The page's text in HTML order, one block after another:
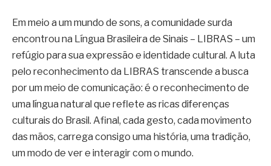
Em meio a um mundo de sons, a comunidade surda
encontrou na Língua Brasileira de Sinais – LIBRAS – um
refúgio para sua expressão e identidade cultural. A luta
pelo reconhecimento da LIBRAS transcende a busca
por um meio de comunicação: é o reconhecimento de
uma língua natural que reflete as ricas diferenças
culturais do Brasil. Afinal, cada gesto, cada movimento
das mãos, carrega consigo uma história, uma tradição,
um modo de ver e interagir com o mundo.